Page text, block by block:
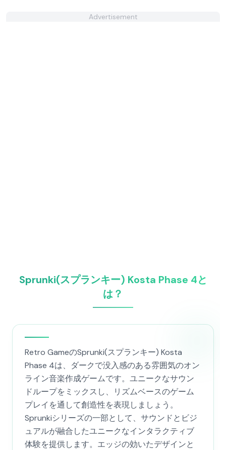
Advertisement
Sprunki(スプランキー) Kosta Phase 4と
は？
Retro GameのSprunki(スプランキー) Kosta
Phase 4は、ダークで没入感のある雰囲気のオン
ライン音楽作成ゲームです。ユニークなサウン
ドループをミックスし、リズムベースのゲーム
プレイを通して創造性を表現しましょう。
Sprunkiシリーズの一部として、サウンドとビジ
ュアルが融合したユニークなインタラクティブ
体験を提供します。エッジの効いたデザインと